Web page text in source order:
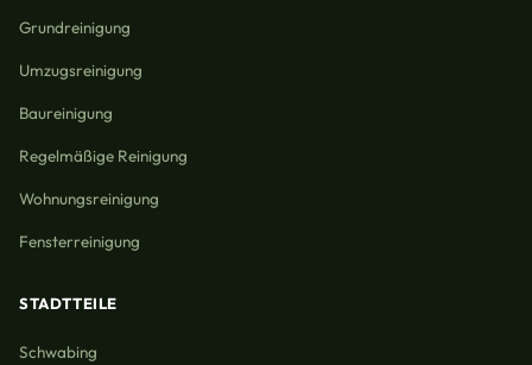
Grundreinigung
Umzugsreinigung
Baureinigung
Regelmäßige Reinigung
Wohnungsreinigung
Fensterreinigung
STADTTEILE
Schwabing